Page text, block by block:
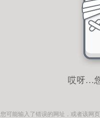
哎呀…
您可能输入了错误的网址，或者该网